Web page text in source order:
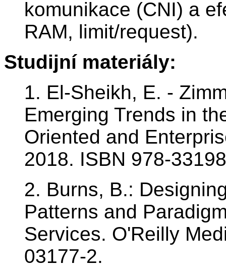
komunikace (CNI) a
RAM, limit/request).
Studijní materiály:
1. El-Sheikh, E. -
Emerging Trends in
Oriented and
2018. ISBN 978-
2. Burns, B.:
Patterns and
Services. O'Reilly
03177-2.